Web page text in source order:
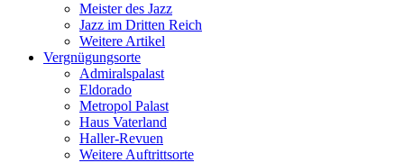
Meister des Jazz
Jazz im Dritten Reich
Weitere Artikel
Vergnügungsorte
Admiralspalast
Eldorado
Metropol Palast
Haus Vaterland
Haller-Revuen
Weitere Auftrittsorte